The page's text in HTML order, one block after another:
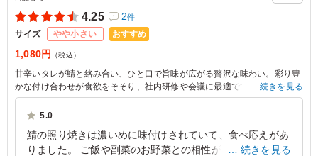
4.25 2件
サイズ やや小さい おすすめ
1,080円 （税込）
甘辛いタレが鯖と絡み合い、ひと口で旨味が広がる贅沢な味わい。彩り豊
かな付け合わせが食欲をそそり、社内研修や会議に最適です。バランスの
良いお弁当を、ぜひお楽しみください。
続きを見る
5.0
鯖の照り焼きは濃いめに味付けされていて、食べ応えがあ
りました。 ご飯や副菜のお野菜との相性がよく、全体的
続きを見る